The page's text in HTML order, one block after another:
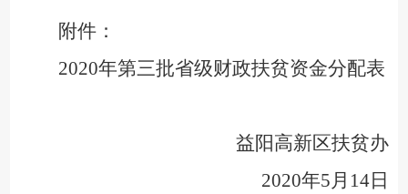
附件：
2020年第三批省级财政扶贫资金分配表
益阳高新区扶贫办
2020年5月14日